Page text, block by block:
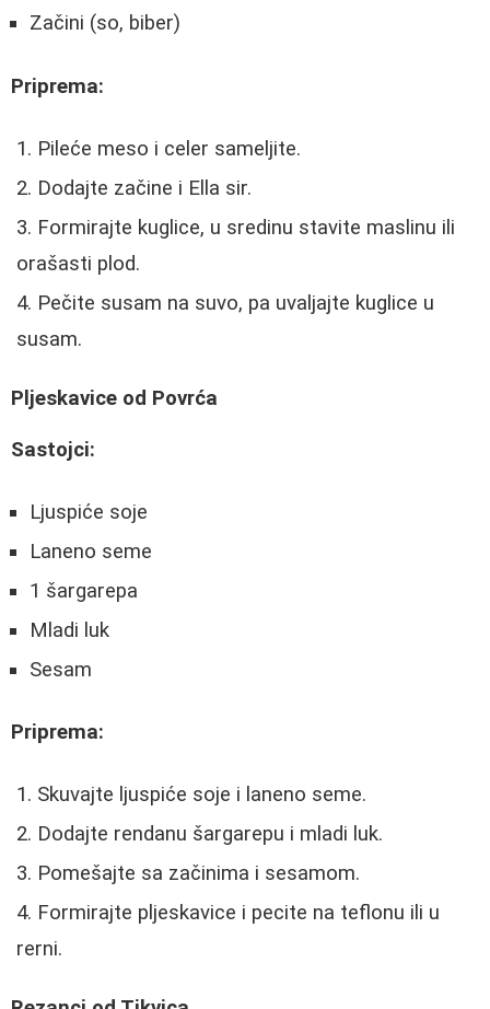
Začini (so, biber)
Priprema:
Pileće meso i celer sameljite.
Dodajte začine i Ella sir.
Formirajte kuglice, u sredinu stavite maslinu ili
orašasti plod.
Pečite susam na suvo, pa uvaljajte kuglice u
susam.
Pljeskavice od Povrća
Sastojci:
Ljuspiće soje
Laneno seme
1 šargarepa
Mladi luk
Sesam
Priprema:
Skuvajte ljuspiće soje i laneno seme.
Dodajte rendanu šargarepu i mladi luk.
Pomešajte sa začinima i sesamom.
Formirajte pljeskavice i pecite na teflonu ili u
rerni.